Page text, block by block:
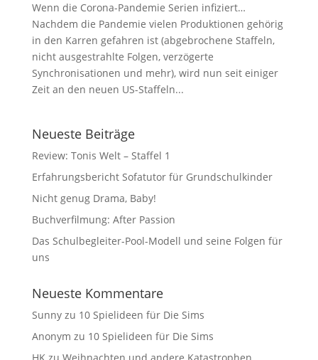
Wenn die Corona-Pandemie Serien infiziert…
Nachdem die Pandemie vielen Produktionen gehörig
in den Karren gefahren ist (abgebrochene Staffeln,
nicht ausgestrahlte Folgen, verzögerte
Synchronisationen und mehr), wird nun seit einiger
Zeit an den neuen US-Staffeln...
Neueste Beiträge
Review: Tonis Welt – Staffel 1
Erfahrungsbericht Sofatutor für Grundschulkinder
Nicht genug Drama, Baby!
Buchverfilmung: After Passion
Das Schulbegleiter-Pool-Modell und seine Folgen für
uns
Neueste Kommentare
Sunnyzu 10 Spielideen für Die Sims
Anonym zu 10 Spielideen für Die Sims